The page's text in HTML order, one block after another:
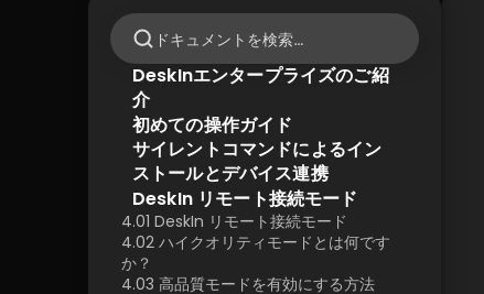
ドキュメントを検索…
DeskInエンタープライズのご紹
介
初めての操作ガイド
サイレントコマンドによるイン
ストールとデバイス連携
DeskIn リモート接続モード
4.01 DeskIn リモート接続モード
4.02 ハイクオリティモードとは何です
か？
4.03 高品質モードを有効にする方法